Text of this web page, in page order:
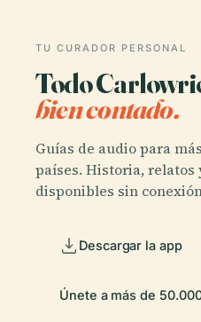
TU CURADOR PERSONAL
Todo
bien contado.
Guías de audio para
países. Historia,
disponibles sin
Descargar la app
Únete a más de